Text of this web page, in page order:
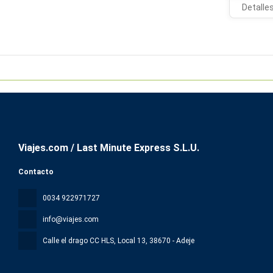
Viajes.com / Last Minute Express S.L.U.
Contacto
0034 922971727
info@viajes.com
Calle el drago CC HLS, Local 13, 38670 - Adeje